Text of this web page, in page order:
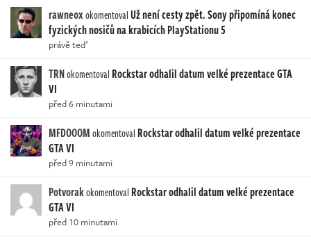
rawneoxokomentovalUž není cesty zpět. Sony připomíná konec
fyzických nosičů na krabicích PlayStationu 5
právě teď
TRNokomentoval Rockstar odhalil datum velké prezentace GTA
VI
před 6 minutami
MFDOOOMokomentoval Rockstar odhalil datum velké prezentace
GTA VI
před 9 minutami
Potvorakokomentoval Rockstar odhalil datum velké prezentace
GTA VI
před 10 minutami